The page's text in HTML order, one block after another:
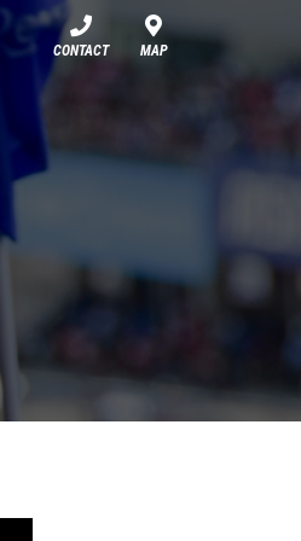
CONTACT MAP